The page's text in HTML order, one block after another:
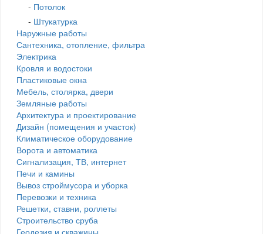
- Потолок
- Штукатурка
Наружные работы
Сантехника, отопление, фильтра
Электрика
Кровля и водостоки
Пластиковые окна
Мебель, столярка, двери
Земляные работы
Архитектура и проектирование
Дизайн (помещения и участок)
Климатическое оборудование
Ворота и автоматика
Сигнализация, ТВ, интернет
Печи и камины
Вывоз строймусора и уборка
Перевозки и техника
Решетки, ставни, роллеты
Строительство сруба